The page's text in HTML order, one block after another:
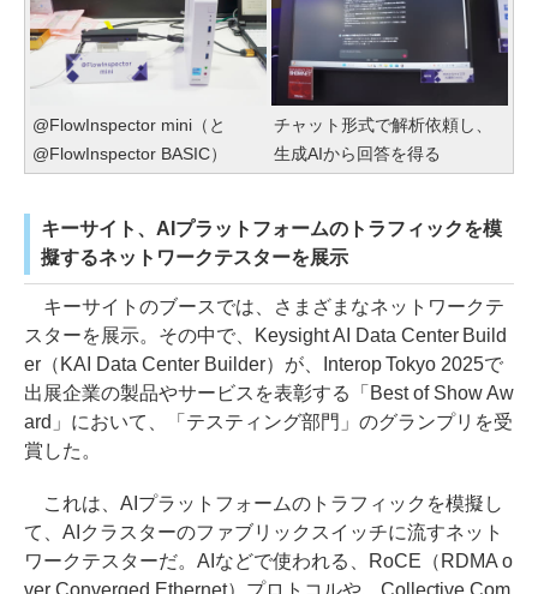
@FlowInspector mini（と
@FlowInspector BASIC）
チャット形式で解析依頼し、
生成AIから回答を得る
キーサイト、AIプラットフォームのトラフィックを模
擬するネットワークテスターを展示
キーサイトのブースでは、さまざまなネットワークテ
スターを展示。その中で、Keysight AI Data Center Build
er（KAI Data Center Builder）が、Interop Tokyo 2025で
出展企業の製品やサービスを表彰する「Best of Show Aw
ard」において、「テスティング部門」のグランプリを受
賞した。
これは、AIプラットフォームのトラフィックを模擬し
て、AIクラスターのファブリックスイッチに流すネット
ワークテスターだ。AIなどで使われる、RoCE（RDMA o
ver Converged Ethernet）プロトコルや、Collective Com